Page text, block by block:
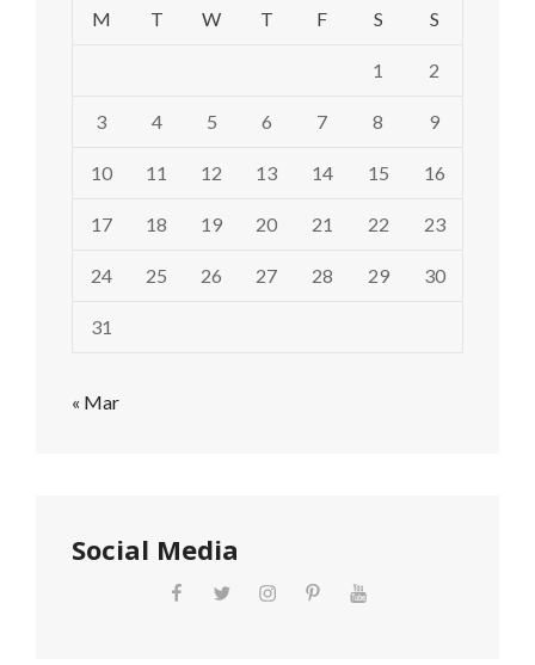
M T W T F S S
1 2
3 4 5 6 7 8 9
10 11 12 13 14 15 16
17 18 19 20 21 22 23
24 25 26 27 28 29 30
31
« Mar
Social Media